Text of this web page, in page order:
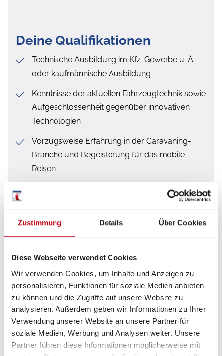
Zustimmung Details Über Cookies
Diese Webseite verwendet Cookies
Wir verwenden Cookies, um Inhalte und Anzeigen zu
personalisieren, Funktionen für soziale Medien anbieten
zu können und die Zugriffe auf unsere Website zu
analysieren. Außerdem geben wir Informationen zu Ihrer
Verwendung unserer Website an unsere Partner für
soziale Medien, Werbung und Analysen weiter. Unsere
Partner führen diese Informationen möglicherweise mit
Deine Qualifikationen
Technische Ausbildung im Kfz-Gewerbe u. Ä.
oder kaufmännische Ausbildung
Kenntnisse der aktuellen Fahrzeugtechnik sowie
Aufgeschlossenheit gegenüber innovativen
Technologien
Vorzugsweise Erfahrung in der Caravaning-
Branche und Begeisterung für das mobile
Reisen
Führerschein Klasse B und höher
Hohe Service- und Lösungsorientierung
überzeugendes Auftreten
Hohe Lern- und Leistungsbereitschaft
Organisationstalent, Zuverlässigkeit und